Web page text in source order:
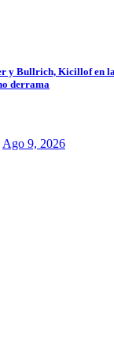
y Bullrich, Kicillof en
derrama
Ago 9, 2026